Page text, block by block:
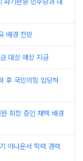
배경 전망
대상 예상 지급
후 국민의힘 입당하
회장 증인 채택 배경
아나운서 학력 경력